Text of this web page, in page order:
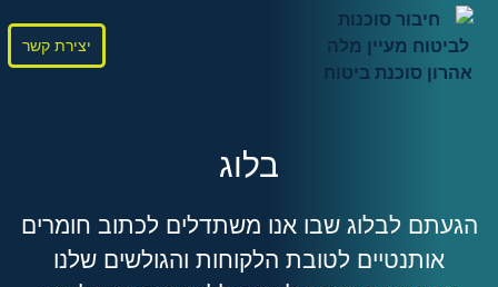
יצירת קשר
בלוג
הגעתם לבלוג שבו אנו משתדלים לכתוב חומרים
אותנטיים לטובת הלקוחות והגולשים שלנו